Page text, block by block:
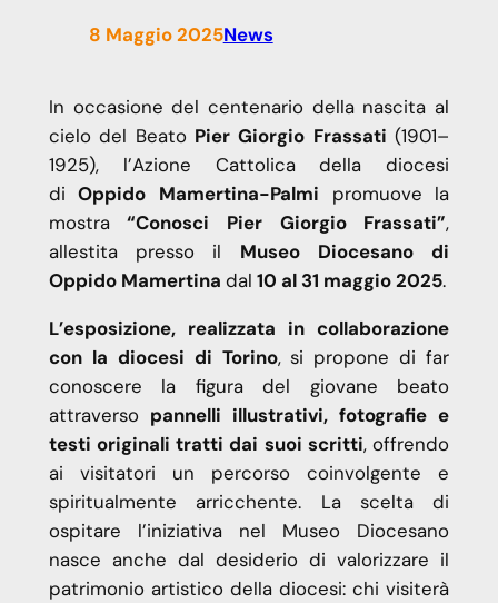
8 Maggio 2025News
In occasione del centenario della nascita al
cielo del Beato Pier Giorgio Frassati (1901–
1925), l’Azione Cattolica della diocesi
di Oppido Mamertina-Palmi
promuove la
mostra
“Conosci Pier Giorgio Frassati”,
allestita presso il
Museo Diocesano di
Oppido Mamertina dal 10 al 31 maggio 2025.
L’esposizione, realizzata in collaborazione
con la diocesi di Torino, si propone di far
conoscere la figura del giovane beato
attraverso pannelli illustrativi, fotografie e
testi originali tratti dai suoi scritti, offrendo
ai visitatori un percorso coinvolgente e
spiritualmente arricchente. La scelta di
ospitare l’iniziativa nel Museo Diocesano
nasce anche dal desiderio di valorizzare il
patrimonio artistico della diocesi: chi visiterà